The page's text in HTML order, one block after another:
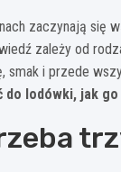
zaczynają się
zależy od
smak i przede
lodówki, jak